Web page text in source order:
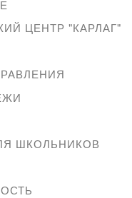
ЦЕНТР "КАРЛАГ"
ШКОЛЬНИКОВ